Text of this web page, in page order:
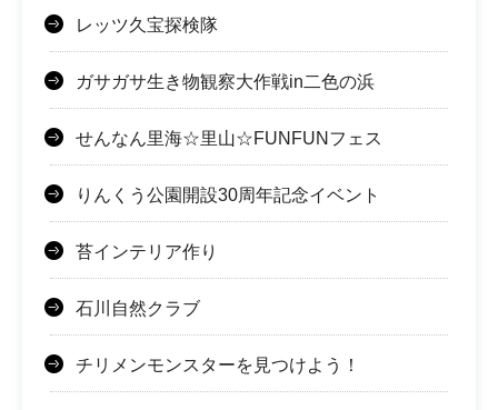
レッツ久宝探検隊
ガサガサ生き物観察大作戦in二色の浜
せんなん里海☆里山☆FUNFUNフェス
りんくう公園開設30周年記念イベント
苔インテリア作り
石川自然クラブ
チリメンモンスターを見つけよう！